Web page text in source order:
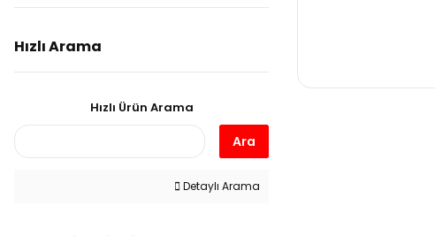
Hızlı Arama
Hızlı Ürün Arama
Ara
Detaylı Arama